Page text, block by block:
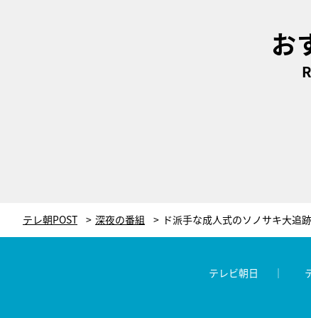
お
テレ朝POST 深夜の番組
テレビ朝日